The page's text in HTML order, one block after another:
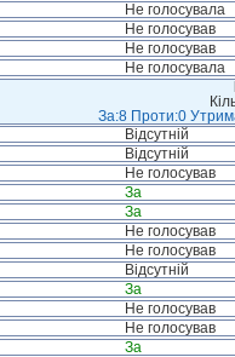
Не голосувала
Не голосував
Не голосував
Не голосувала
За:8 Проти:0
Відсутній
Відсутній
Не голосував
За
За
Не голосував
Не голосував
Відсутній
За
Не голосував
Не голосував
За